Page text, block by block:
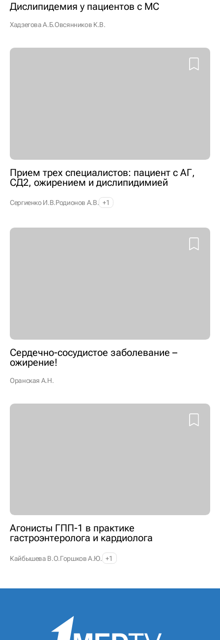
Дислипидемия у пациентов с МС
Хадзегова А.Б.Овсянников К.В.
Прием трех специалистов: пациент с АГ,
СД2, ожирением и дислипидимией
Сергиенко И.В.Родионов А.В. +1
Сердечно-сосудистое заболевание –
ожирение!
Оранская А.Н.
Агонисты ГПП-1 в практике
гастроэнтеролога и кардиолога
Кайбышева В.О.Горшков А.Ю. +1